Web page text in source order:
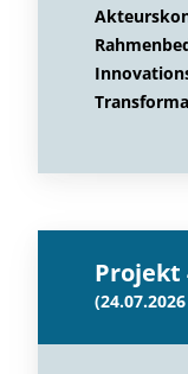
Projekt